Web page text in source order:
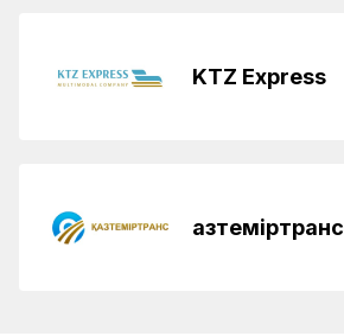
KTZ Express
Қазтеміртранс